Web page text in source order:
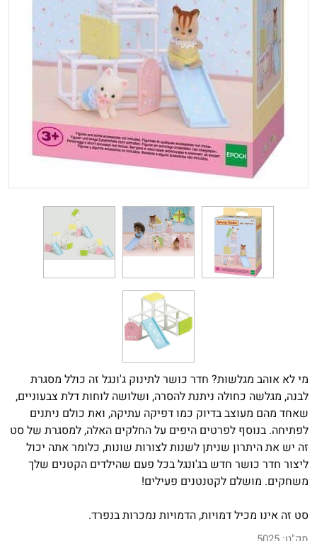
מי לא אוהב מגלשות? חדר כושר לתינוק ג'ונגל זה כולל מסגרת
לבנה, מגלשה כחולה ניתנת להסרה, ושלושה לוחות דלת צבעוניים,
שאחד מהם מעוצב בדיוק כמו דפיקה עתיקה, ואת כולם ניתנים
לפתיחה. בנוסף לפרטים היפים על החלקים האלה, למסגרת של סט
זה יש את היתרון שניתן לשנות לצורות שונות, כלומר אתה יכול
ליצור חדר כושר חדש בג'ונגל בכל פעם שהילדים הקטנים שלך
משחקים. מושלם לקטנטנים פעילים!
סט זה אינו מכיל דמויות, הדמויות נמכרות בנפרד.